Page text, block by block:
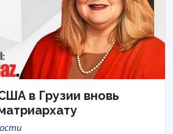
в Грузии вновь